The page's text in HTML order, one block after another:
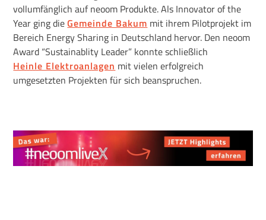
vollumfänglich auf neoom Produkte. Als Innovator of the
Year ging dieGemeinde Bakum mit ihrem Pilotprojekt im
Bereich Energy Sharing in Deutschland hervor. Den neoom
Award “Sustainablity Leader” konnte schließlich
Heinle Elektroanlagen mit vielen erfolgreich
umgesetzten Projekten für sich beanspruchen.